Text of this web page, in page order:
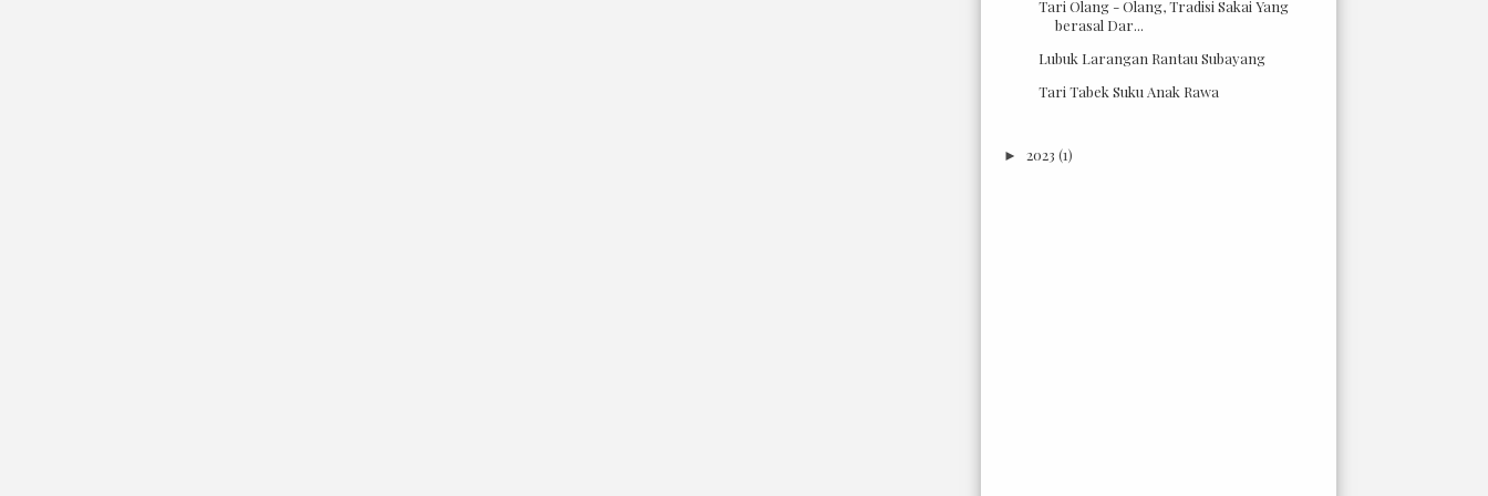
Tari Olang - Olang, Tradisi Sakai Yang
berasal Dar...
Lubuk Larangan Rantau Subayang
Tari Tabek Suku Anak Rawa
► 2023 (1)